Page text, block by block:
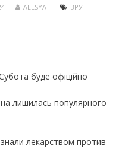
ALESYA ВРУ
буде офіційно
лишилась популярного
лекарством против